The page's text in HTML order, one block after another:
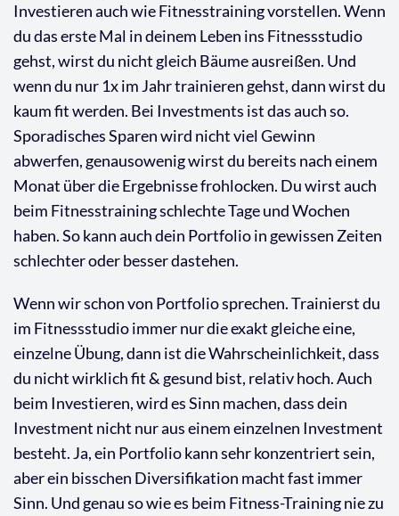
Investieren auch wie Fitnesstraining vorstellen. Wenn
du das erste Mal in deinem Leben ins Fitnessstudio
gehst, wirst du nicht gleich Bäume ausreißen. Und
wenn du nur 1x im Jahr trainieren gehst, dann wirst du
kaum fit werden. Bei Investments ist das auch so.
Sporadisches Sparen wird nicht viel Gewinn
abwerfen, genausowenig wirst du bereits nach einem
Monat über die Ergebnisse frohlocken. Du wirst auch
beim Fitnesstraining schlechte Tage und Wochen
haben. So kann auch dein Portfolio in gewissen Zeiten
schlechter oder besser dastehen.
Wenn wir schon von Portfolio sprechen. Trainierst du
im Fitnessstudio immer nur die exakt gleiche eine,
einzelne Übung, dann ist die Wahrscheinlichkeit, dass
du nicht wirklich fit & gesund bist, relativ hoch. Auch
beim Investieren, wird es Sinn machen, dass dein
Investment nicht nur aus einem einzelnen Investment
besteht. Ja, ein Portfolio kann sehr konzentriert sein,
aber ein bisschen Diversifikation macht fast immer
Sinn. Und genau so wie es beim Fitness-Training nie zu